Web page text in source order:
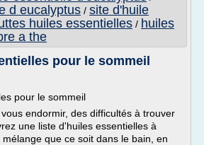
d eucalyptus / site d'huile
huiles essentielles / huiles
a the
pour le sommeil
pour le sommeil
endormir, des difficultés à trouver
une liste d'huiles essentielles à
que ce soit dans le bain, en